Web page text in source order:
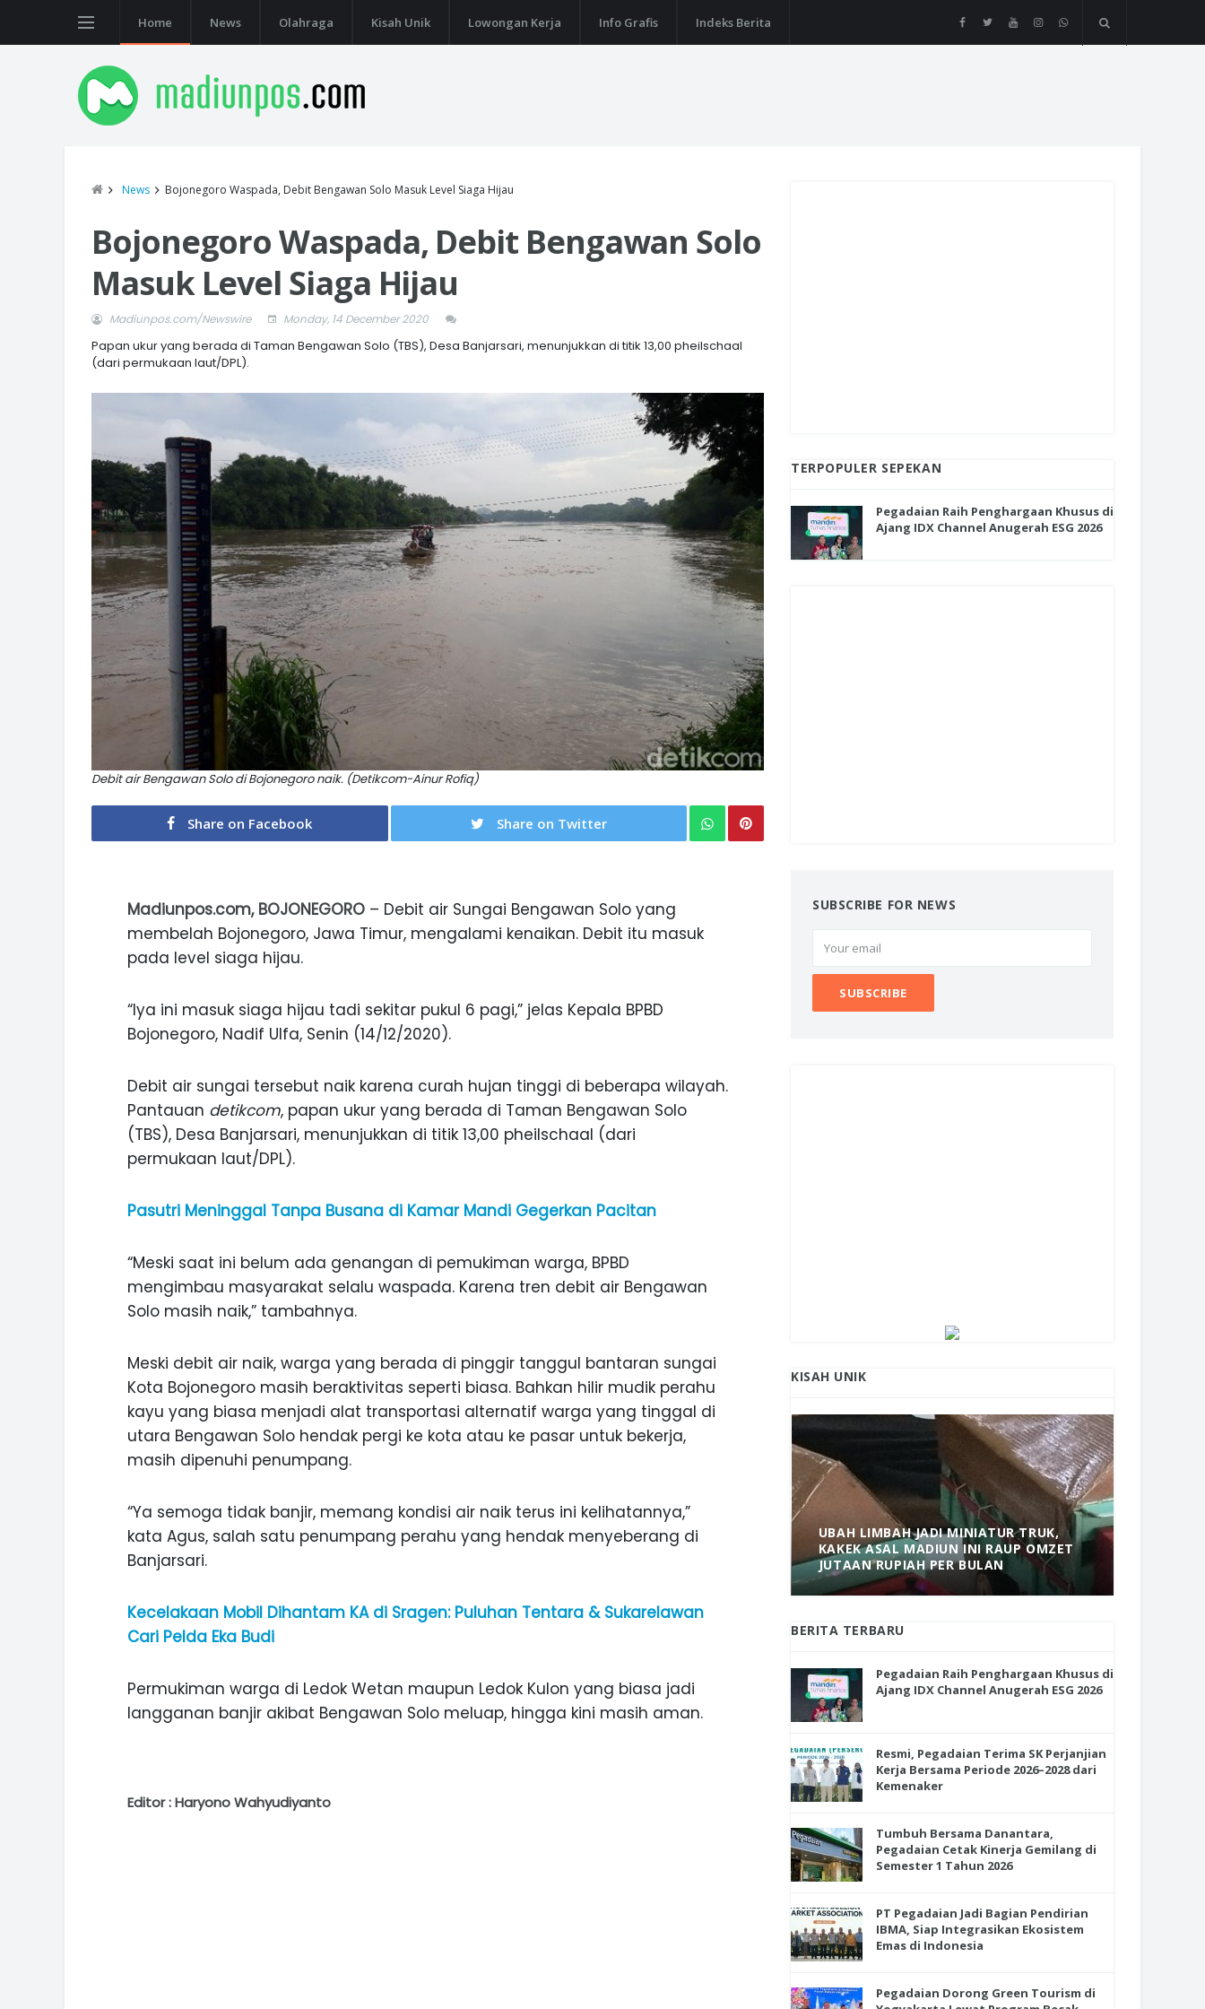
Home News Olahraga Kisah Unik Lowongan Kerja Info Grafis Indeks Berita
News Bojonegoro Waspada, Debit Bengawan Solo Masuk Level Siaga Hijau
Bojonegoro Waspada, Debit Bengawan Solo
Masuk Level Siaga Hijau
Madiunpos.com/Newswire Monday, 14 December 2020
Papan ukur yang berada di Taman Bengawan Solo (TBS), Desa Banjarsari, menunjukkan di titik 13,00 pheilschaal
(dari permukaan laut/DPL).
Debit air Bengawan Solo di Bojonegoro naik. (Detikcom-Ainur Rofiq)
Share on Facebook Share on Twitter
Madiunpos.com, BOJONEGORO – Debit air Sungai Bengawan Solo yang
membelah Bojonegoro, Jawa Timur, mengalami kenaikan. Debit itu masuk
pada level siaga hijau.
“Iya ini masuk siaga hijau tadi sekitar pukul 6 pagi,” jelas Kepala BPBD
Bojonegoro, Nadif Ulfa, Senin (14/12/2020).
Debit air sungai tersebut naik karena curah hujan tinggi di beberapa wilayah.
Pantauan detikcom, papan ukur yang berada di Taman Bengawan Solo
(TBS), Desa Banjarsari, menunjukkan di titik 13,00 pheilschaal (dari
permukaan laut/DPL).
Pasutri Meninggal Tanpa Busana di Kamar Mandi Gegerkan Pacitan
“Meski saat ini belum ada genangan di pemukiman warga, BPBD
mengimbau masyarakat selalu waspada. Karena tren debit air Bengawan
Solo masih naik,” tambahnya.
Meski debit air naik, warga yang berada di pinggir tanggul bantaran sungai
Kota Bojonegoro masih beraktivitas seperti biasa. Bahkan hilir mudik perahu
kayu yang biasa menjadi alat transportasi alternatif warga yang tinggal di
utara Bengawan Solo hendak pergi ke kota atau ke pasar untuk bekerja,
masih dipenuhi penumpang.
“Ya semoga tidak banjir, memang kondisi air naik terus ini kelihatannya,”
kata Agus, salah satu penumpang perahu yang hendak menyeberang di
Banjarsari.
Kecelakaan Mobil Dihantam KA di Sragen: Puluhan Tentara & Sukarelawan
Cari Pelda Eka Budi
Permukiman warga di Ledok Wetan maupun Ledok Kulon yang biasa jadi
langganan banjir akibat Bengawan Solo meluap, hingga kini masih aman.
Editor : Haryono Wahyudiyanto
TERPOPULER SEPEKAN
Pegadaian Raih Penghargaan Khusus di
Ajang IDX Channel Anugerah ESG 2026
SUBSCRIBE FOR NEWS
KISAH UNIK
MANIS, LEGIT, DAN PAHIT, NIKMATNYA
DURIAN SEGULUNG MADIUN
ANAK-ANAK BOJONEGORO DAN
NGANJUK SEKOLAH DI SMPN SARADAN
UBAH LIMBAH JADI MINIATUR TRUK,
KAKEK ASAL MADIUN INI RAUP OMZET
JUTAAN RUPIAH PER BULAN
BERITA TERBARU
Pegadaian Raih Penghargaan Khusus di
Ajang IDX Channel Anugerah ESG 2026
Resmi, Pegadaian Terima SK Perjanjian
Kerja Bersama Periode 2026–2028 dari
Kemenaker
Tumbuh Bersama Danantara,
Pegadaian Cetak Kinerja Gemilang di
Semester 1 Tahun 2026
PT Pegadaian Jadi Bagian Pendirian
IBMA, Siap Integrasikan Ekosistem
Emas di Indonesia
Pegadaian Dorong Green Tourism di